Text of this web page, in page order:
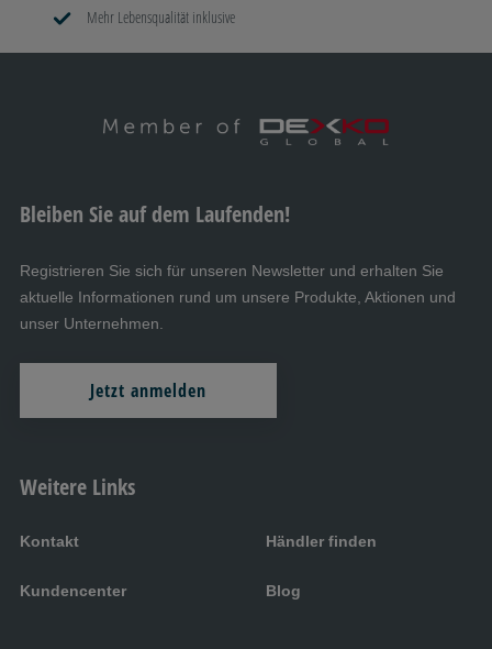
Mehr Lebensqualität inklusive
Weitere Links
Kontakt Händler finden
Kundencenter Blog
Bleiben Sie auf dem Laufenden!
Registrieren Sie sich für unseren Newsletter und erhalten Sie
aktuelle Informationen rund um unsere Produkte, Aktionen und
unser Unternehmen.
Jetzt anmelden